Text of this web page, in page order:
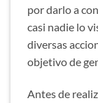
por darlo a
casi nadie lo
diversas
objetivo de
Antes de